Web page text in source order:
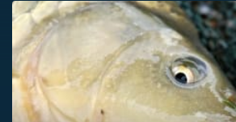
Témata
Pořady
TV Program